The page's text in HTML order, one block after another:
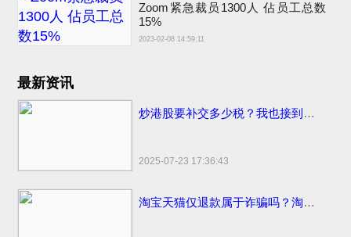
Zoom紧急裁员1300人 佔员工总数
15%
2023-02-08 14:59:11
最新资讯
炒港股要补交多少税？我也接到催交补税特别行动的电话了
2025-07-23 17:36:43
淘宝天猫仅退款属于诈骗吗？淘宝天猫开始部分取消仅退款